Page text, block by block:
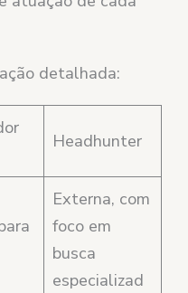
detalhada:
Headhunter
Externa, com
foco em
busca
especializad